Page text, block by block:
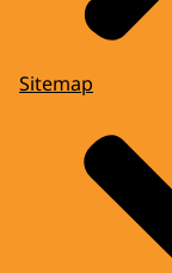
Sitemap